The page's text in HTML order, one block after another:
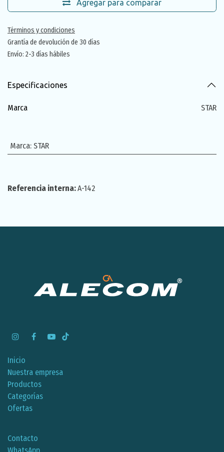
Agregar para comparar
Términos y condiciones
Grantía de devolución de 30 días
Envío: 2-3 días hábiles
Especificaciones
Marca STAR
Marca: STAR
Referencia interna:A-142
Inicio
Nuestra empresa
Productos
Categorías
Ofertas
Contacto